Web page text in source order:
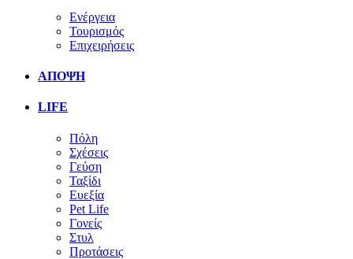
Ενέργεια
Τουρισμός
Επιχειρήσεις
ΑΠΟΨΗ
LIFE
Πόλη
Σχέσεις
Γεύση
Ταξίδι
Ευεξία
Pet Life
Γονείς
Στυλ
Προτάσεις